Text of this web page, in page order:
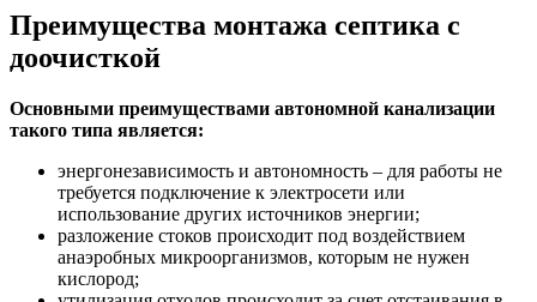
Преимущества монтажа септика с
доочисткой
Основными преимуществами автономной канализации
такого типа является:
энергонезависимость и автономность – для работы не
требуется подключение к электросети или
использование других источников энергии;
разложение стоков происходит под воздействием
анаэробных микроорганизмов, которым не нужен
кислород;